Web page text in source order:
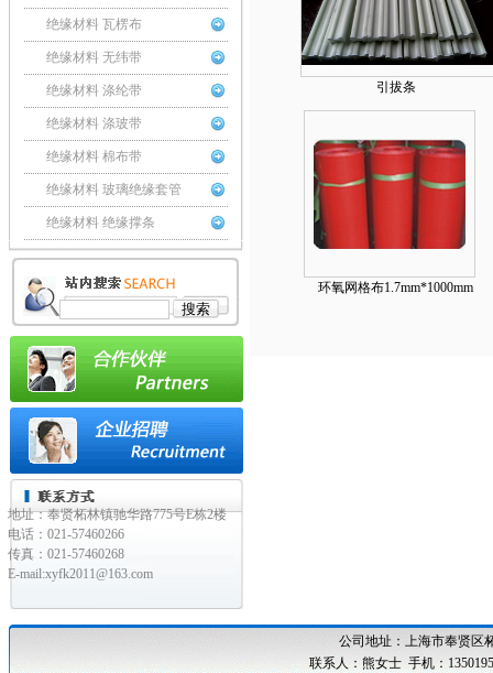
绝缘材料 瓦楞布
绝缘材料 无纬带
绝缘材料 涤纶带
绝缘材料 涤玻带
绝缘材料 棉布带
绝缘材料 玻璃绝缘套管
绝缘材料 绝缘撑条
地址：奉贤柘林镇驰华路775号E栋2楼
电话：021-57460266
传真：021-57460268
E-mail:xyfk2011@163.com
引拔条
环氧网格布1.7mm*1000mm
公司地址： 上海市奉贤区
联系人：熊女士 手机：